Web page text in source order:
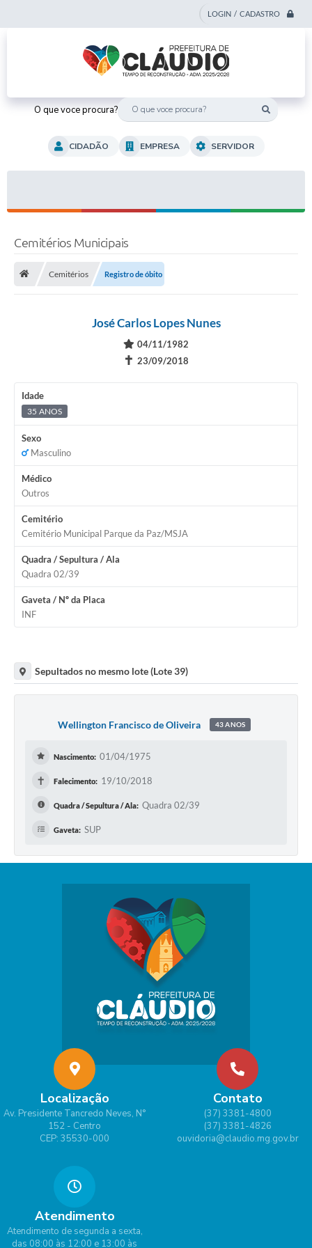
LOGIN / CADASTRO
O que voce procura?
CIDADÃO EMPRESA SERVIDOR
Cemitérios Municipais
Cemitérios Registro de óbito
José Carlos Lopes Nunes
04/11/1982
✝ 23/09/2018
Idade
35 ANOS
Sexo
Masculino
Médico
Outros
Cemitério
Cemitério Municipal Parque da Paz/MSJA
Quadra / Sepultura / Ala
Quadra 02/39
Gaveta / Nº da Placa
INF
Sepultados no mesmo lote (Lote 39)
Wellington Francisco de Oliveira 43 ANOS
Nascimento: 01/04/1975
✝ Falecimento: 19/10/2018
Quadra / Sepultura / Ala: Quadra 02/39
Gaveta: SUP
Localização
Av. Presidente Tancredo Neves, N°
152 - Centro
CEP: 35530-000
Contato
(37) 3381-4800
(37) 3381-4826
ouvidoria@claudio.mg.gov.br
Atendimento
Atendimento de segunda a sexta,
das 08:00 às 12:00 e 13:00 às